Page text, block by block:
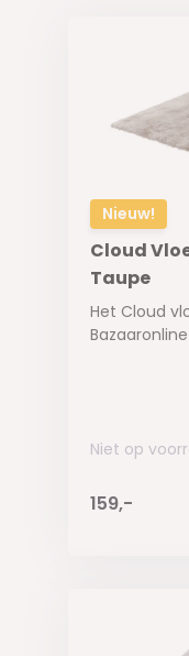
Nieuw!
Cloud
Taupe
Het Cloud
Niet op
159,-